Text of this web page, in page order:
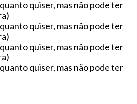
quiser, mas não pode ter
quiser, mas não pode ter
quiser, mas não pode ter
quiser, mas não pode ter